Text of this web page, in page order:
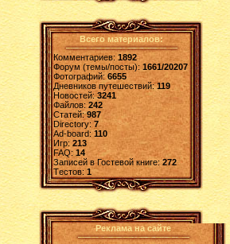
Всего материалов:
Комментариев: 1892
Форум (темы/посты):1661/20207
Фотографий:6655
Дневников путешествий:119
Новостей:3241
Файлов: 242
Статей:987
Directory: 7
Ad-board:110
Игр: 213
FAQ:14
Записей в Гостевой книге:272
Tестов: 1
Реклама на сайте